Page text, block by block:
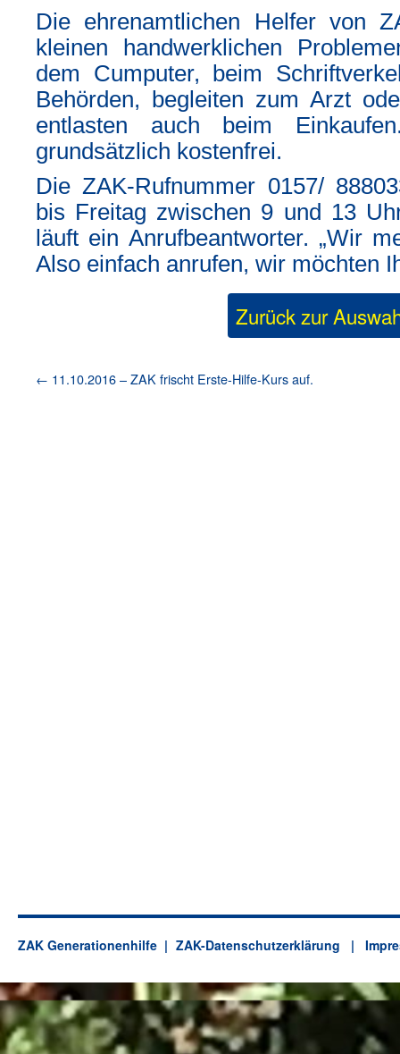
Die ehrenamtlichen Helfer von
kleinen handwerklichen
dem Cumputer, beim
Behörden, begleiten zum Arzt
entlasten auch beim
grundsätzlich kostenfrei.
Die ZAK-Rufnummer 0157/
bis Freitag zwischen 9 und 13
läuft ein Anrufbeantworter. „Wir
Also einfach anrufen, wir möchten
Zurück zur
← 11.10.2016 – ZAK frischt Erste-Hilfe-Kurs auf.
ZAK Generationenhilfe ZAK-Datenschutzerklärung |